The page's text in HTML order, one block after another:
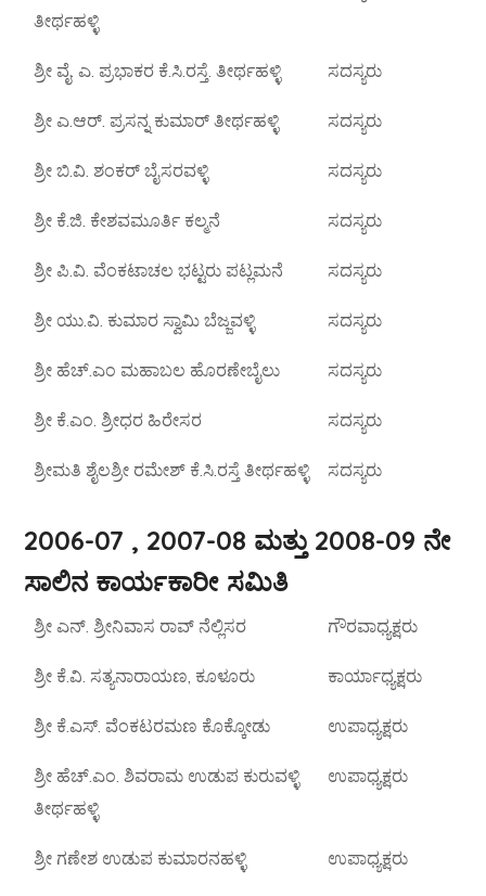
ತೀರ್ಥಹಳ್ಳಿ
ಶ್ರೀ ವೈ. ಎ. ಪ್ರಭಾಕರ ಕೆ.ಸಿ.ರಸ್ತೆ. ತೀರ್ಥಹಳ್ಳಿ ಸದಸ್ಯರು
ಶ್ರೀ ಎ.ಆರ್. ಪ್ರಸನ್ನ ಕುಮಾರ್ ತೀರ್ಥಹಳ್ಳಿ ಸದಸ್ಯರು
ಶ್ರೀ ಬಿ.ವಿ. ಶಂಕರ್ ಬೈಸರವಳ್ಳಿ ಸದಸ್ಯರು
ಶ್ರೀ ಕೆ.ಜಿ. ಕೇಶವಮೂರ್ತಿ ಕಲ್ಮನೆ ಸದಸ್ಯರು
ಶ್ರೀ ಪಿ.ವಿ. ವೆಂಕಟಾಚಲ ಭಟ್ಟರು ಪಟ್ಲಮನೆ ಸದಸ್ಯರು
ಶ್ರೀ ಯು.ವಿ. ಕುಮಾರ ಸ್ವಾಮಿ ಬೆಜ್ಜವಳ್ಳಿ ಸದಸ್ಯರು
ಶ್ರೀ ಹೆಚ್.ಎಂ ಮಹಾಬಲ ಹೊರಣೇಬೈಲು ಸದಸ್ಯರು
ಶ್ರೀ ಕೆ.ಎಂ. ಶ್ರೀಧರ ಹಿರೇಸರ ಸದಸ್ಯರು
ಶ್ರೀಮತಿ ಶೈಲಶ್ರೀ ರಮೇಶ್ ಕೆ.ಸಿ.ರಸ್ತೆ ತೀರ್ಥಹಳ್ಳಿ ಸದಸ್ಯರು
2006-07 , 2007-08 ಮತ್ತು 2008-09 ನೇ
ಸಾಲಿನ ಕಾರ್ಯಕಾರೀ ಸಮಿತಿ
ಶ್ರೀ ಎನ್. ಶ್ರೀನಿವಾಸ ರಾವ್ ನೆಲ್ಲಿಸರ ಗೌರವಾಧ್ಯಕ್ಷರು
ಶ್ರೀ ಕೆ.ವಿ. ಸತ್ಯನಾರಾಯಣ, ಕೂಳೂರು ಕಾರ್ಯಾಧ್ಯಕ್ಷರು
ಶ್ರೀ ಕೆ.ಎಸ್. ವೆಂಕಟರಮಣ ಕೊಕ್ಕೋಡು ಉಪಾಧ್ಯಕ್ಷರು
ಶ್ರೀ ಹೆಚ್.ಎಂ. ಶಿವರಾಮ ಉಡುಪ ಕುರುವಳ್ಳಿ
ತೀರ್ಥಹಳ್ಳಿ
ಉಪಾಧ್ಯಕ್ಷರು
ಶ್ರೀ ಗಣೇಶ ಉಡುಪ ಕುಮಾರನಹಳ್ಳಿ ಉಪಾಧ್ಯಕ್ಷರು